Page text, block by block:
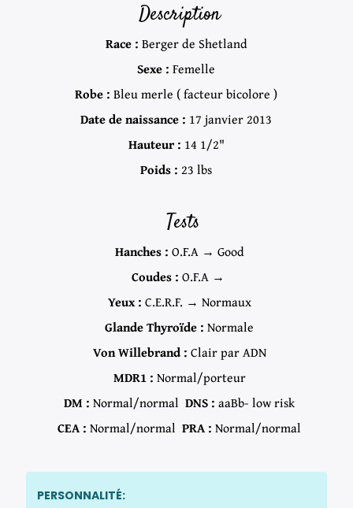
Description
Race : Berger de Shetland
Sexe : Femelle
Robe : Bleu merle ( facteur bicolore )
Date de naissance : 17 janvier 2013
Hauteur : 14 1/2"
Poids : 23 lbs
Tests
Hanches : O.F.A → Good
Coudes : O.F.A →
Yeux : C.E.R.F. → Normaux
Glande Thyroïde : Normale
Von Willebrand : Clair par ADN
MDR1 : Normal/porteur
DM : Normal/normal DNS : aaBb- low risk
CEA : Normal/normal PRA : Normal/normal
PERSONNALITÉ: